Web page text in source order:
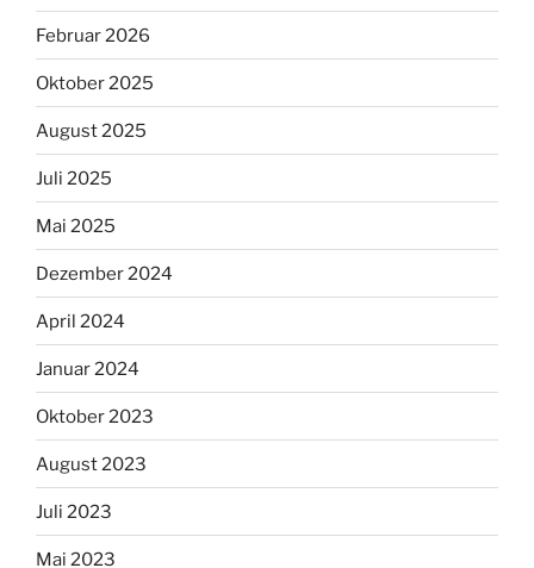
Februar 2026
Oktober 2025
August 2025
Juli 2025
Mai 2025
Dezember 2024
April 2024
Januar 2024
Oktober 2023
August 2023
Juli 2023
Mai 2023